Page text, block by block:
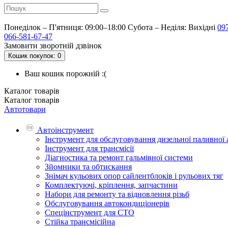
Понеділок – П'ятниця: 09:00–18:00 Субота – Неділя: Вихідні
066-581-67-47
Замовити зворотній дзвінок
Кошик покупок: 0
Ваш кошик порожній :(
Каталог товарів
Каталог товарів
Автотовари
Автоінструмент
Інструмент для обслуговування дизельної паливної
Інструмент для трансмісії
Діагностика та ремонт гальмівної системи
Зйомники та обтискання
Знімач кульових опор сайлентблоків і рульових тяг
Комплектуючі, кріплення, запчастини
Набори для ремонту та відновлення різьб
Обслуговування автокондиціонерів
Спецінструмент для СТО
Стійка трансмісійна